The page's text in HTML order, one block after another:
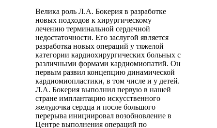
Велика роль Л.А. Бокерия в разработке
новых подходов к хирургическому
лечению терминальной сердечной
недостаточности. Его заслугой является
разработка новых операций у тяжелой
категории кардиохирургических больных с
различными формами кардиомиопатий. Он
первым развил концепцию динамической
кардиомиопластики, в том числе и у детей.
Л.А. Бокерия выполнил первую в нашей
стране имплантацию искусственного
желудочка сердца и после большого
перерыва инициировал возобновление в
Центре выполнения операций по